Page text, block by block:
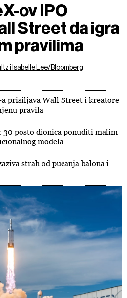
ov IPO
Street da igra
pravilima
i Isabelle Lee/Bloomberg
a prisiljava Wall Street i kreatore
pravila
30 posto dionica ponuditi malim
modela
strah od pucanja balona i